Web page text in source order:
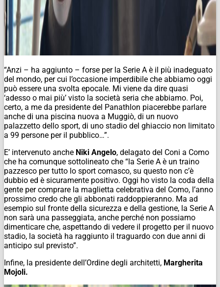
“Anzi – ha aggiunto – forse per la Serie A è il più inadeguato
del mondo, per cui l’occasione imperdibile che abbiamo oggi
può essere una svolta epocale. Mi viene da dire quasi
‘adesso o mai più’ visto la società seria che abbiamo. Poi,
certo, a me da presidente del Panathlon piacerebbe parlare
anche di una piscina nuova a Muggiò, di un nuovo
palazzetto dello sport, di uno stadio del ghiaccio non limitato
a 99 persone per il pubblico…”.
E’ intervenuto anche Niki Angelo, delagato del Coni a Como
che ha comunque sottolineato che “la Serie A è un traino
pazzesco per tutto lo sport comasco, su questo non c’è
dubbio ed è sicuramente positivo. Oggi ho visto la coda della
gente per comprare la maglietta celebrativa del Como, l’anno
prossimo credo che gli abbonati raddoppieranno. Ma ad
esempio sul fronte della sicurezza e della gestione, la Serie A
non sarà una passeggiata, anche perché non possiamo
dimenticare che, aspettando di vedere il progetto per il nuovo
stadio, la società ha raggiunto il traguardo con due anni di
anticipo sul previsto”.
Infine, la presidente dell’Ordine degli architetti, Margherita
Mojoli.